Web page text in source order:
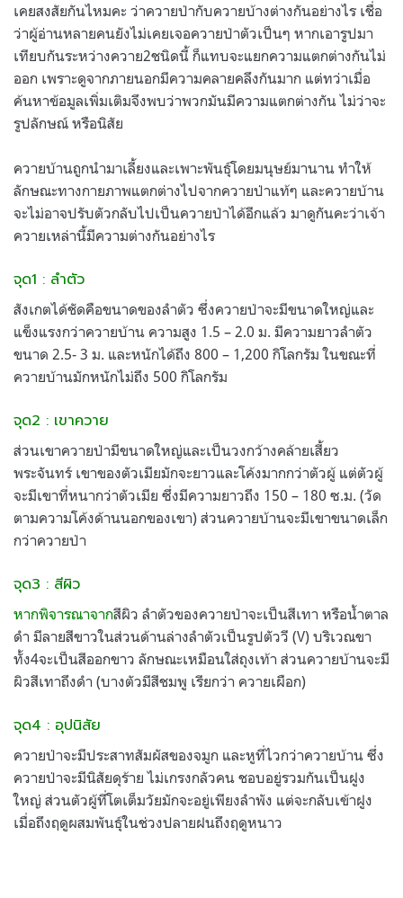
เคยสงสัยกันไหมคะ ว่าควายป่ากับควายบ้างต่างกันอย่างไร เชื่อ
ว่าผู้อ่านหลายคนยังไม่เคยเจอควายป่าตัวเป็นๆ หากเอารูปมา
เทียบกันระหว่างควาย2ชนิดนี้ ก็แทบจะแยกความแตกต่างกันไม่
ออก เพราะดูจากภายนอกมีความคลายคลึงกันมาก แต่ทว่าเมื่อ
ค้นหาข้อมูลเพิ่มเติมจึงพบว่าพวกมันมีความแตกต่างกัน ไม่ว่าจะ
รูปลักษณ์ หรือนิสัย
ควายบ้านถูกนำมาเลี้ยงและเพาะพันธุ์โดยมนุษย์มานาน ทำให้
ลักษณะทางกายภาพแตกต่างไปจากควายป่าแท้ๆ และควายบ้าน
จะไม่อาจปรับตัวกลับไปเป็นควายป่าได้อีกแล้ว มาดูกันคะว่าเจ้า
ควายเหล่านี้มีความต่างกันอย่างไร
จุด1 : ลำตัว
สังเกตได้ชัดคือขนาดของลำตัว ซึ่งควายป่าจะมีขนาดใหญ่และ
แข็งแรงกว่าควายบ้าน ความสูง 1.5 – 2.0 ม. มีความยาวลำตัว
ขนาด 2.5- 3 ม. และหนักได้ถึง 800 – 1,200 กิโลกรัม ในขณะที่
ควายบ้านมักหนักไม่ถึง 500 กิโลกรัม
จุด2 : เขาควาย
ส่วนเขาควายป่ามีขนาดใหญ่และเป็นวงกว้างคล้ายเสี้ยว
พระจันทร์ เขาของตัวเมียมักจะยาวและโค้งมากกว่าตัวผู้ แต่ตัวผู้
จะมีเขาที่หนากว่าตัวเมีย ซึ่งมีความยาวถึง 150 – 180 ซ.ม. (วัด
ตามความโค้งด้านนอกของเขา) ส่วนควายบ้านจะมีเขาขนาดเล็ก
กว่าควายป่า
จุด3 : สีผิว
หากพิจารณาจากสีผิว ลำตัวของควายป่าจะเป็นสีเทา หรือน้ำตาล
ดำ มีลายสีขาวในส่วนด้านล่างลำตัวเป็นรูปตัววี (V) บริเวณขา
ทั้ง4จะเป็นสีออกขาว ลักษณะเหมือนใส่ถุงเท้า ส่วนควายบ้านจะมี
ผิวสีเทาถึงดำ (บางตัวมีสีชมพู เรียกว่า ควายเผือก)
จุด4 : อุปนิสัย
ควายป่าจะมีประสาทสัมผัสของจมูก และหูที่ไวกว่าควายบ้าน ซึ่ง
ควายป่าจะมีนิสัยดุร้าย ไม่เกรงกลัวคน ชอบอยู่รวมกันเป็นฝูง
ใหญ่ ส่วนตัวผู้ที่โตเต็มวัยมักจะอยู่เพียงลำพัง แต่จะกลับเข้าฝูง
เมื่อถึงฤดูผสมพันธุ์ในช่วงปลายฝนถึงฤดูหนาว